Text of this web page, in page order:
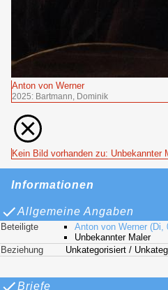
Anton von Werner
2025: Bartmann, Dominik
Kein Bild vorhanden zu: Unbekannter
Informationen
Allgemeine Angaben
Beteiligte
Anton von Werner (Di,
Unbekannter Maler
Beziehung
Unkategorisiert /
Briefe